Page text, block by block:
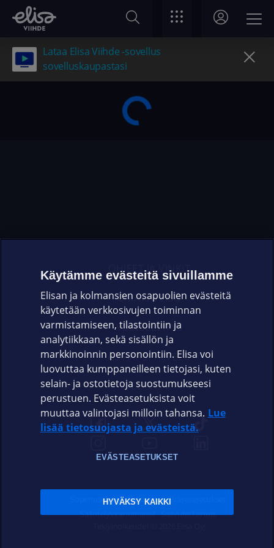
Lataa Elisa Viihde -sovellus
sovelluskaupastasi
OHJEET JA VINKIT
OMAYHTEISÖ
VIANSELVITYS
ASIAKASPALVELU
ELISA.FI
Sopimusehdot Tietosuoja Evästeasetukset
Sääntelyviranomaiset Saavutettavuus
Käytämme evästeitä sivuillamme
Elisan ja kolmansien osapuolien evästeitä
käytetään verkkosivujen toiminnan
varmistamiseen, tilastointiin ja
analytiikkaan, sekä sisällön ja
markkinoinnin personointiin. Elisa voi
luovuttaa kumppaneilleen tietojasi, kuten
selain- ja ostotietoja suostumukseesi
perustuen. Evästeasetuksista voit
muuttaa valintojasi milloin tahansa. Lue
lisää tietosuojasta ja evästeistä.
EVÄSTEASETUKSET
HYVÄKSY KAIKKI